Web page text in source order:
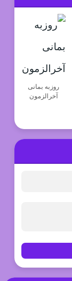
روزبه بمانی
آخرالزمون